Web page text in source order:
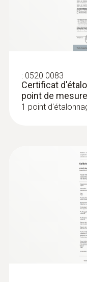
: 0520 0083
Certificat
point de mesure
1 point